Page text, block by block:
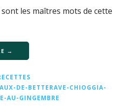
les maîtres mots de cette
→
DE-BETTERAVE-CHIOGGIA-
AU-GINGEMBRE